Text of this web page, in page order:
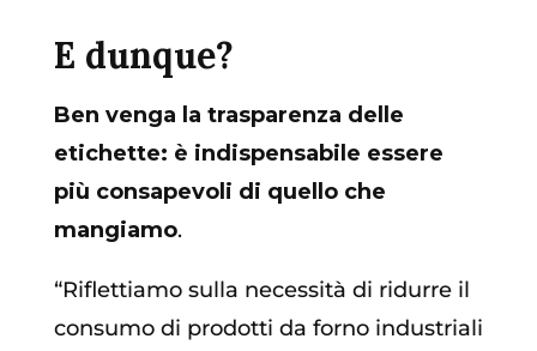
E dunque?
Ben venga la trasparenza delle
etichette: è indispensabile essere
più consapevoli di quello che
mangiamo.
“Riflettiamo sulla necessità di ridurre il
consumo di prodotti da forno industriali